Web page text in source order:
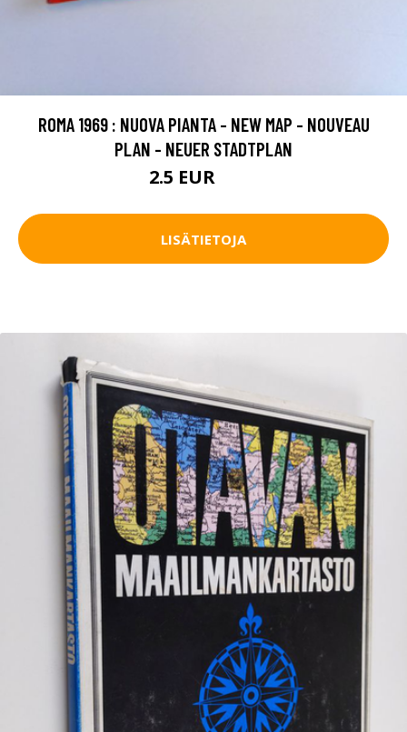
ROMA 1969 : NUOVA PIANTA - NEW MAP - NOUVEAU
PLAN - NEUER STADTPLAN
2.5 EUR
LISÄTIETOJA